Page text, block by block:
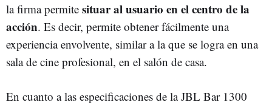
la firma permite situar al usuario en el centro de la
acción. Es decir, permite obtener fácilmente una
experiencia envolvente, similar a la que se logra en una
sala de cine profesional, en el salón de casa.
En cuanto a las especificaciones de la JBL Bar 1300